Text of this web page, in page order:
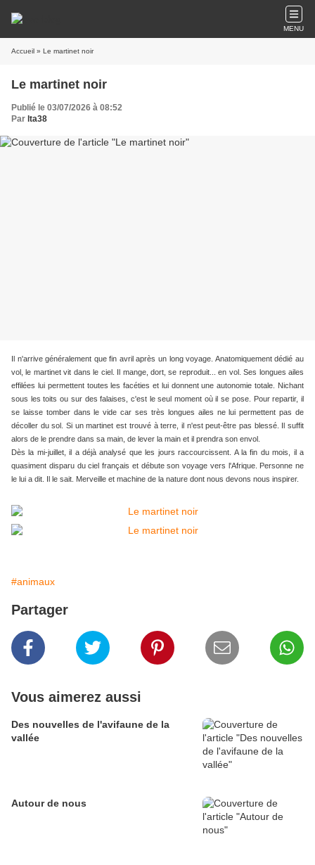
MENU
Accueil » Le martinet noir
Le martinet noir
Publié le 03/07/2026 à 08:52
Par lta38
Il n'arrive généralement que fin avril après un long voyage. Anatomiquement dédié au
vol, le martinet vit dans le ciel. Il mange, dort, se reproduit... en vol. Ses longues ailes
effilées lui permettent toutes les facéties et lui donnent une autonomie totale. Nichant
sous les toits ou sur des falaises, c'est le seul moment où il se pose. Pour repartir, il
se laisse tomber dans le vide car ses très longues ailes ne lui permettent pas de
décoller du sol. Si un martinet est trouvé à terre, il n'est peut-être pas blessé. Il suffit
alors de le prendre dans sa main, de lever la main et il prendra son envol.
Dès la mi-juillet, il a déjà analysé que les joursraccourcissent. A la fin du mois, il a
quasiment disparu du ciel français et débute son voyage vers l'Afrique. Personne ne
le lui a dit. Il le sait. Merveille et machine de la nature dont nous devons nous inspirer.
#animaux
Partager
Vous aimerez aussi
Des nouvelles de l'avifaune de la
vallée
Autour de nous